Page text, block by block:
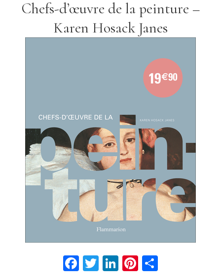
Chefs-d’œuvre de la peinture –
Karen Hosack Janes
Facebook
Twitter
LinkedIn
Pinterest